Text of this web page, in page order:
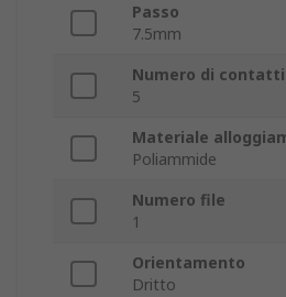
Passo
7.5mm
Numero di contatti
5
Materiale
Poliammide
Numero file
1
Orientamento
Dritto